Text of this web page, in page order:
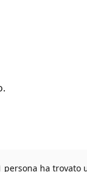
persona ha trovato